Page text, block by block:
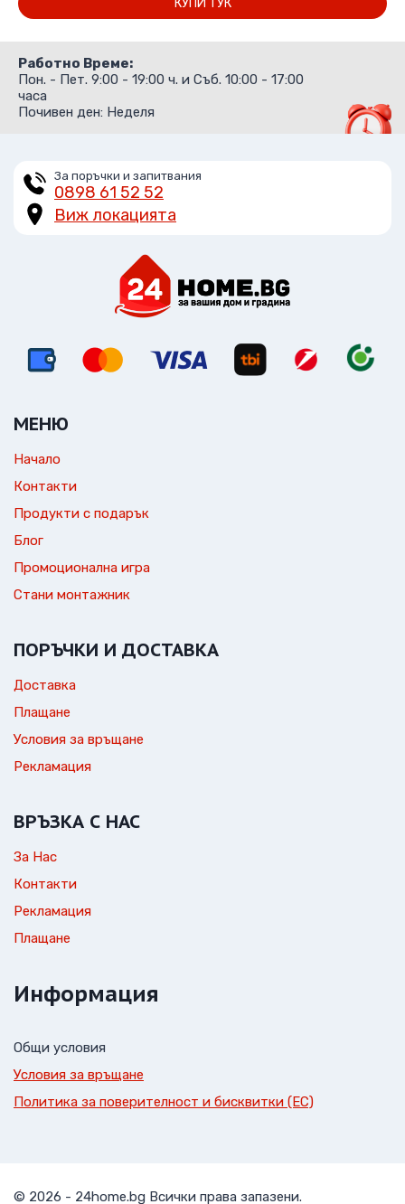
70.00 лв..
КУПИ ТУК
Работно Време:
Пон. - Пет. 9:00 - 19:00 ч. и Съб. 10:00 - 17:00
часа
Почивен ден: Неделя
За поръчки и запитвания
0898 61 52 52
Виж локацията
МЕНЮ
Начало
Контакти
Продукти с подарък
Блог
Промоционална игра
Стани монтажник
ПОРЪЧКИ И ДОСТАВКА
Доставка
Плащане
Условия за връщане
Рекламация
ВРЪЗКА С НАС
За Нас
Контакти
Рекламация
Плащане
Информация
Общи условия
Условия за връщане
Политика за поверителност и бисквитки (ЕС)
© 2026 - 24home.bg Всички права запазени.